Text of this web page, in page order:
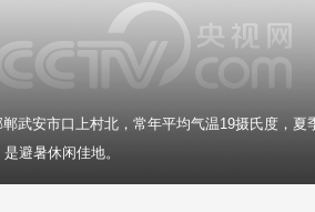
武安市口上村北，常年平均气温19摄氏度，夏
避暑休闲佳地。